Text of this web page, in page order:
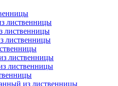
лиственницы
лиственницы
лиственницы
лиственницы
лиственницы
из лиственницы